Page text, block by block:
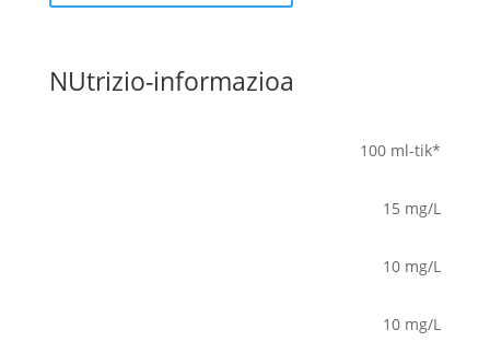
NUtrizio-informazioa
100 ml-tik*
15 mg/L
10 mg/L
10 mg/L